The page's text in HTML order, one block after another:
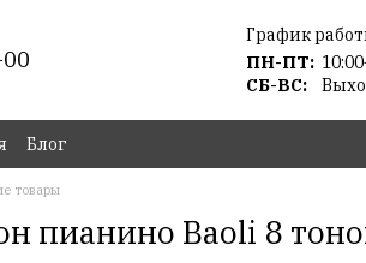
График
ПН-ПТ:
СБ-ВС:
Блог
товары
пианино Baoli 8